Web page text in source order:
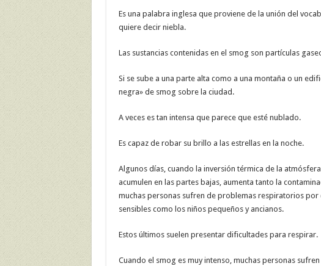
Es una palabra inglesa que proviene de la unión del
quiere decir niebla.
Las sustancias contenidas en el smog son partículas
Si se sube a una parte alta como a una montaña o un
negra» de smog sobre la ciudad.
A veces es tan intensa que parece que esté nublado.
Es capaz de robar su brillo a las estrellas en la noche.
Algunos días, cuando la inversión térmica de la
acumulen en las partes bajas, aumenta tanto la
muchas personas sufren de problemas respiratorios por
sensibles como los niños pequeños y ancianos.
Estos últimos suelen presentar dificultades para respirar.
Cuando el smog es muy intenso, muchas personas